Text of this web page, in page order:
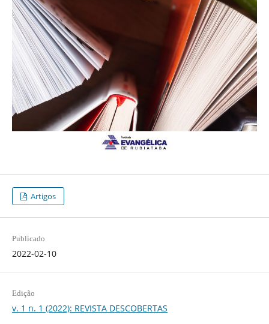
Artigos
Publicado
2022-02-10
Edição
v. 1 n. 1 (2022): REVISTA DESCOBERTAS